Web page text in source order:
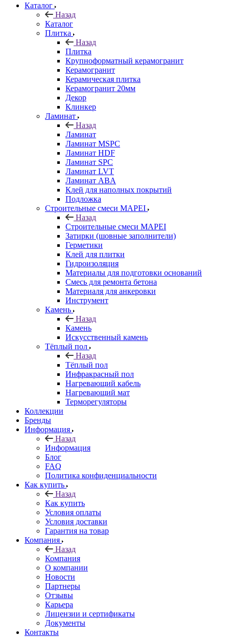
Каталог
Назад
Каталог
Плитка
Назад
Плитка
Крупноформатный керамогранит
Керамогранит
Керамическая плитка
Керамогранит 20мм
Декор
Клинкер
Ламинат
Назад
Ламинат
Ламинат MSPC
Ламинат HDF
Ламинат SPC
Ламинат LVT
Ламинат ABA
Клей для наполных покрытий
Подложка
Строительные смеси MAPEI
Назад
Строительные смеси MAPEI
Затирки (шовные заполнители)
Герметики
Клей для плитки
Гидроизоляция
Материалы для подготовки оснований
Смесь для ремонта бетона
Материаля для анкеровки
Инструмент
Камень
Назад
Камень
Искусственный камень
Тёплый пол
Назад
Тёплый пол
Инфракрасный пол
Нагревающий кабель
Нагревающий мат
Терморегуляторы
Коллекции
Бренды
Информация
Назад
Информация
Блог
FAQ
Политика конфиденциальности
Как купить
Назад
Как купить
Условия оплаты
Условия доставки
Гарантия на товар
Компания
Назад
Компания
О компании
Новости
Партнеры
Отзывы
Карьера
Лицензии и сертификаты
Документы
Контакты